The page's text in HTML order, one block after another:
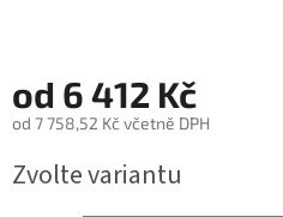
od 6 412 Kč
od 7 758,52 Kč včetně DPH
cena:
Zvolte variantu